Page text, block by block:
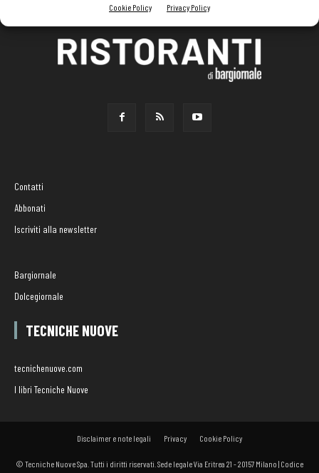
Cookie Policy Privacy Policy
Contatti
Abbonati
Iscriviti alla newsletter
Bargiornale
Dolcegiornale
TECNICHE NUOVE
tecnichenuove.com
I libri Tecniche Nuove
Disclaimer e note legali Privacy Cookie Policy
© Tecniche Nuove Spa. Tutti i diritti riservati. Sede legale Via Eritrea 21 - 20157 Milano | Codice